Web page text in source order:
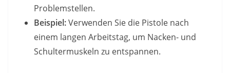
Problemstellen.
Beispiel:Verwenden Sie die Pistole nach
einem langen Arbeitstag, um Nacken- und
Schultermuskeln zu entspannen.